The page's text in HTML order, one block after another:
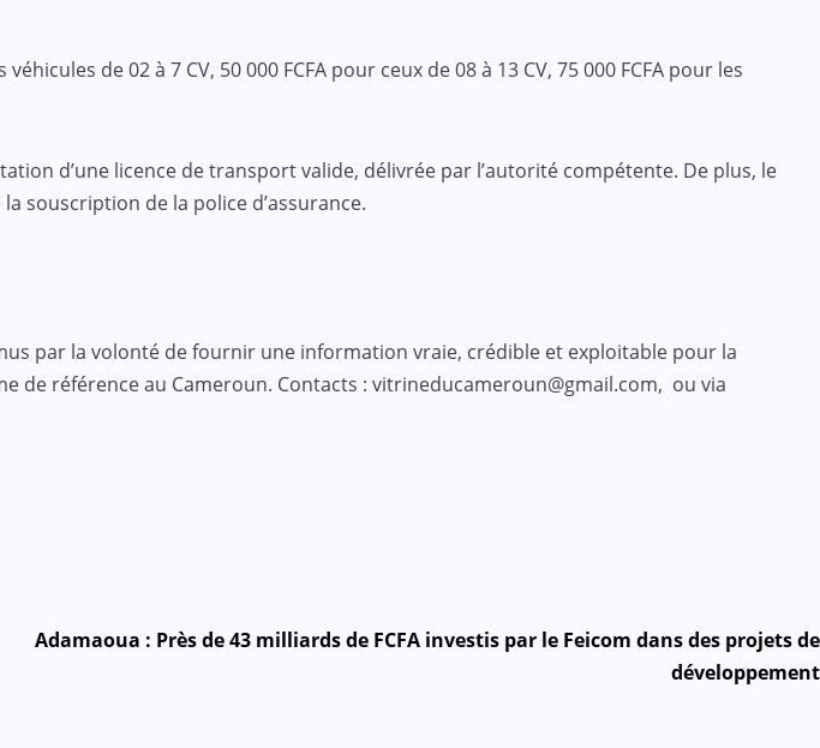
de 02 à 7 CV, 50 000 FCFA pour ceux de 08 à 13 CV, 75 000 FCFA pour les
d’une licence de transport valide, délivrée par l’autorité compétente. De plus, le
souscription de la police d’assurance.
par la volonté de fournir une information vraie, crédible et exploitable pour la
référence au Cameroun. Contacts : vitrineducameroun@gmail.com, ou via
Adamaoua : Près de 43 milliards de FCFA investis par le Feicom dans des projets de
développement